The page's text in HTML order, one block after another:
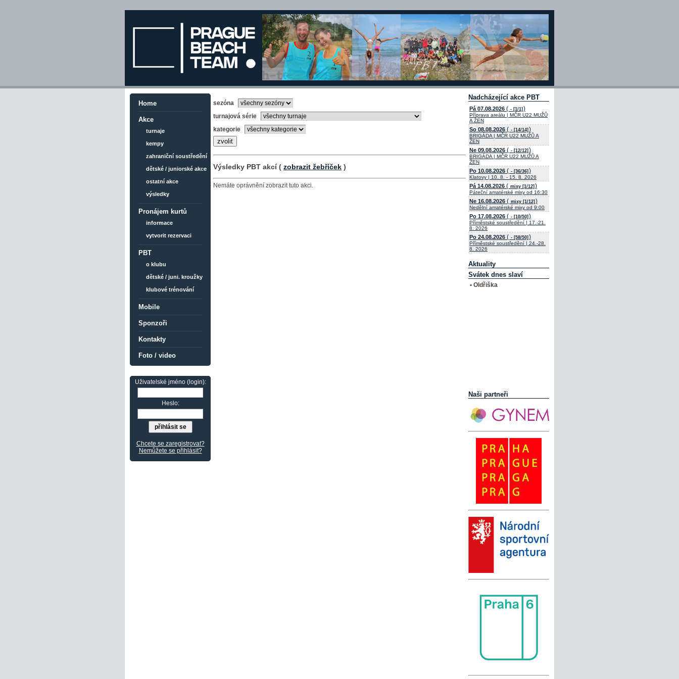
Home
Akce
turnaje
kempy
zahraniční soustředění
dětské / juniorské akce
ostatní akce
výsledky
Pronájem kurtů
informace
vytvorit rezervaci
PBT
o klubu
dětské / juni. kroužky
klubové trénování
Mobile
Sponzoři
Kontakty
Foto / video
Uživatelské jméno (login):
Heslo:
Chcete se zaregistrovat?
Nemůžete se přihlásit?
sezóna
turnajová série
kategorie
Výsledky PBT akcí ( zobrazit žebříček )
Nemáte oprávnění zobrazit tuto akci.
Nadcházející akce PBT
Pá 07.08.2026 ( - [1/1] )
Příprava areálu | MČR U22 MUŽŮ
A ŽEN
So 08.08.2026 ( - [14/14] )
BRIGÁDA | MČR U22 MUŽŮ A
ŽEN
Ne 09.08.2026 ( - [12/12] )
BRIGÁDA | MČR U22 MUŽŮ A
ŽEN
Po 10.08.2026 ( - [36/36] )
Klatovy | 10. 8. - 15. 8. 2026
Pá 14.08.2026 ( mixy [1/12] )
Páteční amatérské mixy od 16:30
Ne 16.08.2026 ( mixy [1/12] )
Nedělní amatérské mixy od 9:00
Po 17.08.2026 ( - [10/50] )
Příměstské soustředění | 17.-21.
8. 2026
Po 24.08.2026 ( - [58/50] )
Příměstské soustředění | 24.-28.
8. 2026
Aktuality
Svátek dnes slaví
• Oldřiška
Naši partneři